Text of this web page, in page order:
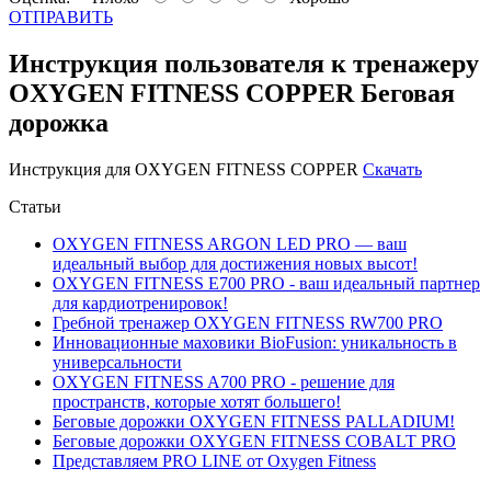
ОТПРАВИТЬ
Инструкция пользователя к тренажеру
OXYGEN FITNESS COPPER Беговая
дорожка
Инструкция для OXYGEN FITNESS COPPER Скачать
Статьи
OXYGEN FITNESS ARGON LED PRO — ваш
идеальный выбор для достижения новых высот!
OXYGEN FITNESS E700 PRO - ваш идеальный партнер
для кардиотренировок!
Гребной тренажер OXYGEN FITNESS RW700 PRO
Инновационные маховики BioFusion: уникальность в
универсальности
OXYGEN FITNESS A700 PRO - решение для
пространств, которые хотят большего!
Беговые дорожки OXYGEN FITNESS PALLADIUM!
Беговые дорожки OXYGEN FITNESS COBALT PRO
Представляем PRO LINE от Oxygen Fitness